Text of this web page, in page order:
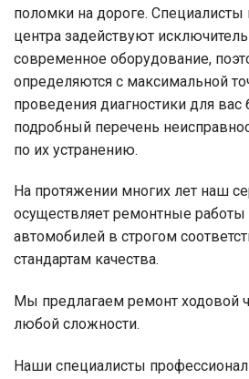
поломки на дороге. Специалисты
центра задействуют
современное оборудование,
определяются с максимальной
проведения диагностики для вас
подробный перечень
по их устранению.
На протяжении многих лет наш
осуществляет ремонтные работы
автомобилей в строгом
стандартам качества.
Мы предлагаем ремонт ходовой
любой сложности.
Наши специалисты